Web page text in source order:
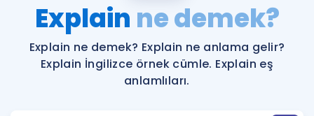
ÜYE DEĞİLİM
Katılımcı Görüşleri
Faydalı Araçlar
Explain ne demek?
Explain ne demek? Explain ne anlama gelir?
Explain İngilizce örnek cümle. Explain eş
anlamlıları.